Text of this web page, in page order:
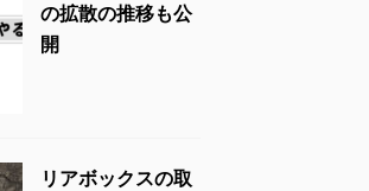
の拡散の推移も公
開
リアボックスの取